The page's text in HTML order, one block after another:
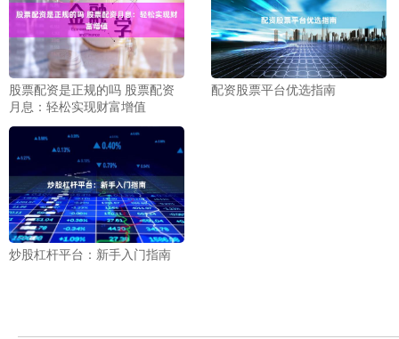
股票配资是正规的吗 股票配资
月息：轻松实现财富增值
配资股票平台优选指南
炒股杠杆平台：新手入门指南